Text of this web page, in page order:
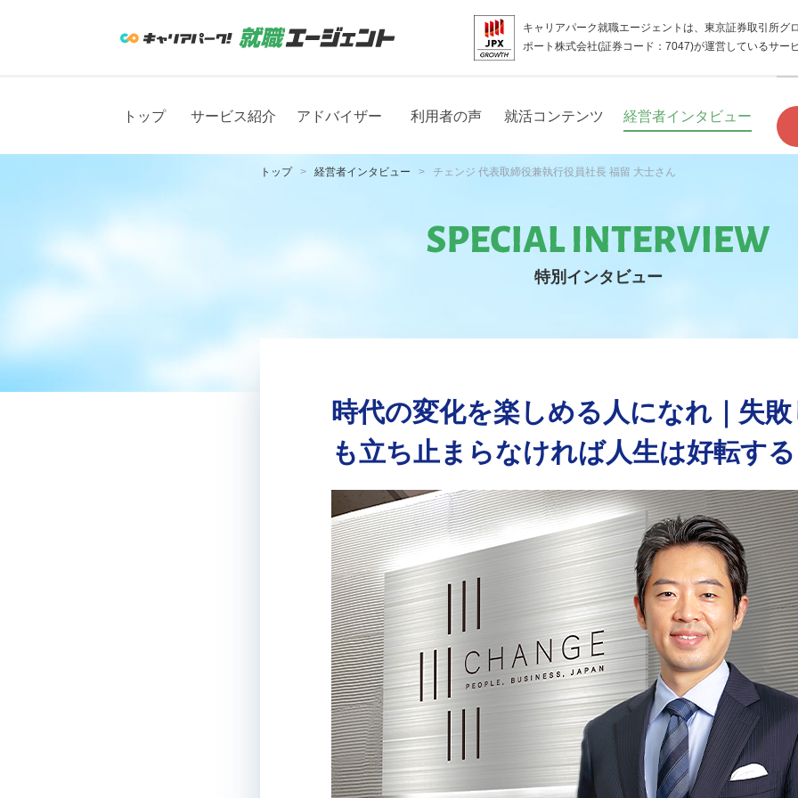
キャリアパーク就職エージェントは、東京証券取引所グ
ポート株式会社(証券コード：7047)が運営しているサー
トップ サービス紹介 アドバイザー 利用者の声 就活コンテンツ 経営者インタビュー
トップ 経営者インタビュー チェンジ 代表取締役兼執行役員社長 福留 大士さん
特別インタビュー
時代の変化を楽しめる人になれ｜失
も立ち止まらなければ人生は好転する